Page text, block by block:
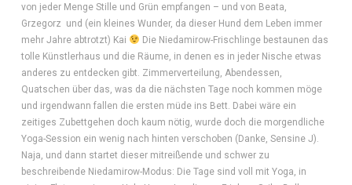
von jeder Menge Stille und Grün empfangen – und von Beata,
Grzegorz und (ein kleines Wunder, da dieser Hund dem Leben immer
mehr Jahre abtrotzt) Kai
Die Niedamirow-Frischlinge bestaunen das
tolle Künstlerhaus und die Räume, in denen es in jeder Nische etwas
anderes zu entdecken gibt. Zimmerverteilung, Abendessen,
Quatschen über das, was da die nächsten Tage noch kommen möge
und irgendwann fallen die ersten müde ins Bett. Dabei wäre ein
zeitiges Zubettgehen doch kaum nötig, wurde doch die morgendliche
Yoga-Session ein wenig nach hinten verschoben (Danke, Sensine J).
Naja, und dann startet dieser mitreißende und schwer zu
beschreibende Niedamirow-Modus: Die Tage sind voll mit Yoga, in